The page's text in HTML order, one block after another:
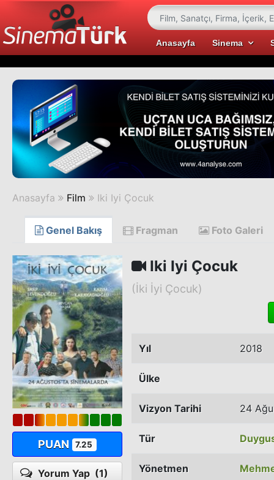
Anasayfa Sinema
Anasayfa Film Iki Iyi Çocuk
Genel Bakış Fragman Foto Galeri
PUAN 7.25
Yorum Yap (1)
Iki Iyi Çocuk
(İki İyi Çocuk)
Yıl 2018
Ülke
Vizyon Tarihi 24
Tür
Yönetmen